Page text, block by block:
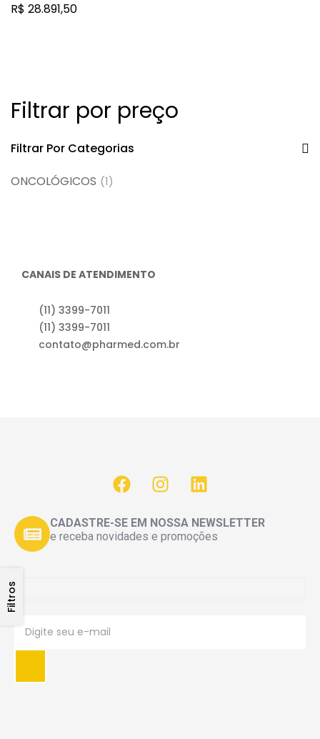
Filtrar por preço
Filtrar Por Categorias
ONCOLÓGICOS (1)
Filtros
R$ 28.891,50
CANAIS DE ATENDIMENTO
(11) 3399-7011
(11) 3399-7011
contato@pharmed.com.br
CADASTRE-SE EM NOSSA NEWSLETTER
e receba novidades e promoções